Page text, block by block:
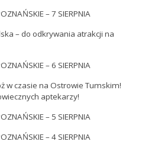
– 7 SIERPNIA
– do odkrywania atrakcji na
– 6 SIERPNIA
w czasie na Ostrowie Tumskim!
aptekarzy!
– 5 SIERPNIA
– 4 SIERPNIA